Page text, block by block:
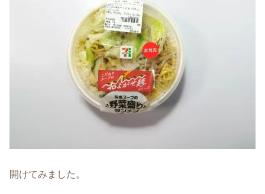
開けてみました。